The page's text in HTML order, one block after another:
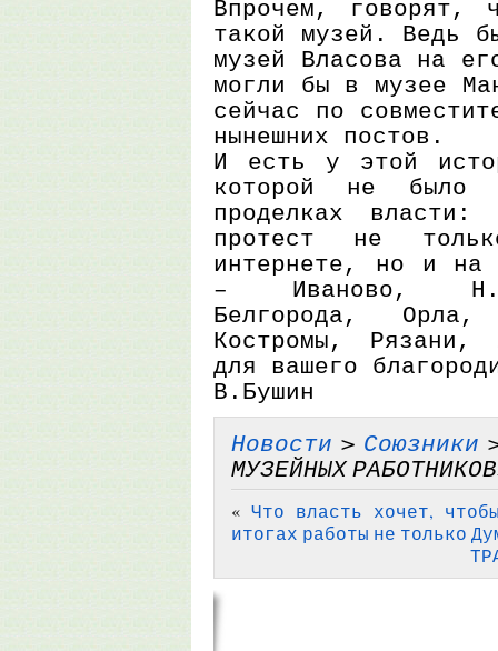
Впрочем,
такой музей. Ведь
музей Власова на
могли бы в музее
сейчас по
нынешних постов.
И есть у этой
которой не было
проделках власти:
протест не
интернете, но и на
– Иваново,
Белгорода,
Костромы, Рязани,
для вашего
В.Бушин
Новости > Союзники
МУЗЕЙНЫХ
«Что власть хочет,
итогах работы не только